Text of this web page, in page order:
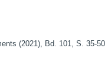
(2021), Bd. 101, S. 35-50